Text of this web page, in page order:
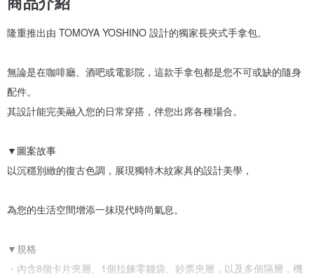
隆重推出由 TOMOYA YOSHINO 設計的獨家長夾式手拿包。
無論是在咖啡廳、酒吧或電影院，這款手拿包都是您不可或缺的隨身
配件。
其設計能完美融入您的日常穿搭，伴您出席各種場合。
▼圖案故事
以沉穩別緻的復古色調，展現獨特木紋家具的設計美學，
為您的生活空間增添一抹現代時尚氣息。
▼規格
・內含8個卡片夾層、1個拉鍊零錢袋、鈔票夾層，以及多個隔層，機